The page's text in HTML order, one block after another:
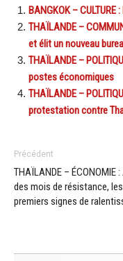
BANGKOK –
THAÏLANDE –
et élit un nouveau
THAÏLANDE –
postes économiques
THAÏLANDE –
protestation contre
Précédent
THAÏLANDE – ÉCONOMIE
des mois de résistance, les
premiers signes de